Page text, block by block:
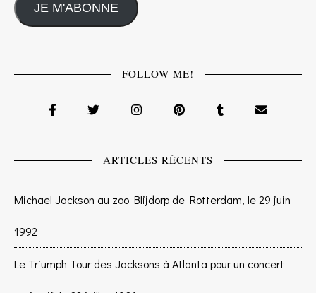
JE M'ABONNE
FOLLOW ME!
ARTICLES RÉCENTS
Michael Jackson au zoo Blijdorp de Rotterdam, le 29 juin
1992
Le Triumph Tour des Jacksons à Atlanta pour un concert